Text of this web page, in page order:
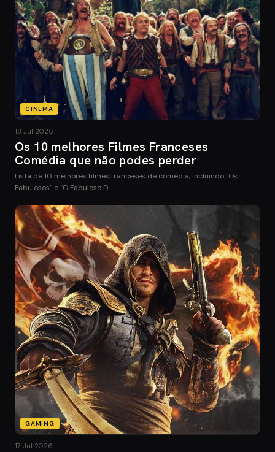
CINEMA
18 Jul 2026
Os 10 melhores Filmes Franceses
Comédia que não podes perder
Lista de 10 melhores filmes franceses de comédia, incluindo "Os
Fabulosos" e "O Fabuloso D…
GAMING
17 Jul 2026